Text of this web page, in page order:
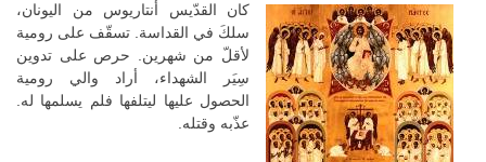
كان القدّيس أنتاريوس من اليونان،
سلكَ في القداسة. تسقّف على رومية
لأقلّ من شهرين. حرص على تدوين
سِيَر الشهداء، أراد والي رومية
الحصول عليها ليتلفها فلم يسلمها له.
عذّبه وقتله.